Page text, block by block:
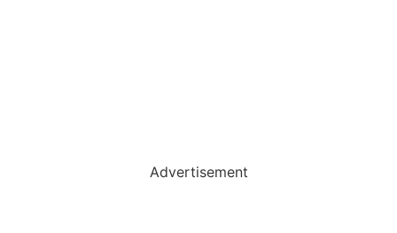
Advertisement